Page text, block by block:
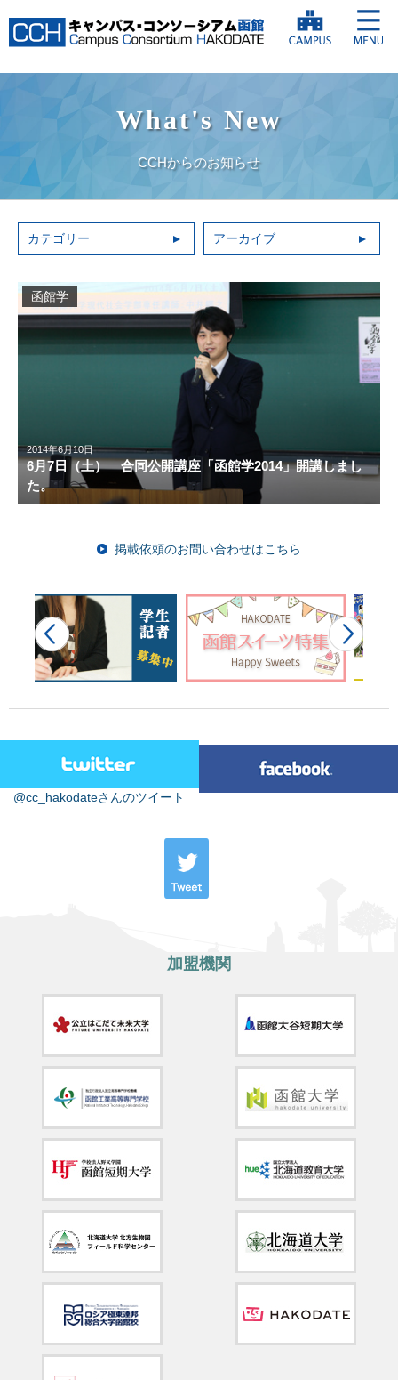
What's New
CCHからのお知らせ
カテゴリー アーカイブ
2014年6月10日
6月7日（土） 合同公開講座「函館学2014」開講しまし
た。
函館学
掲載依頼のお問い合わせはこちら
@cc_hakodateさんのツイート
加盟機関